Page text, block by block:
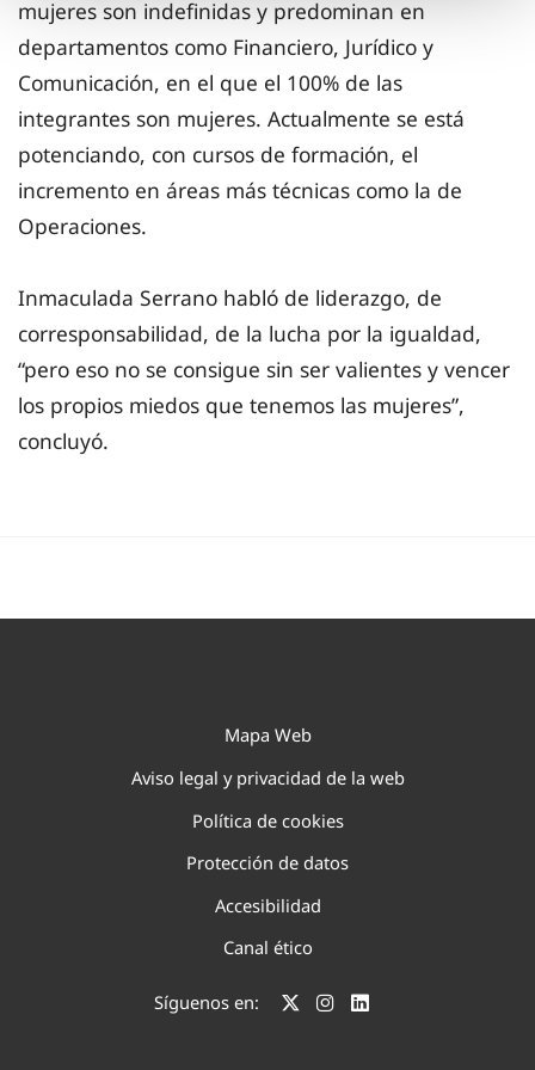
mujeres son indefinidas y predominan en
departamentos como Financiero, Jurídico y
Comunicación, en el que el 100% de las
integrantes son mujeres. Actualmente se está
potenciando, con cursos de formación, el
incremento en áreas más técnicas como la de
Operaciones.
Inmaculada Serrano habló de liderazgo, de
corresponsabilidad, de la lucha por la igualdad,
“pero eso no se consigue sin ser valientes y vencer
los propios miedos que tenemos las mujeres”,
concluyó.
Mapa Web
Aviso legal y privacidad de la web
Política de cookies
Protección de datos
Accesibilidad
Canal ético
Síguenos en: